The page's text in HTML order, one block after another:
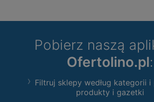
Pobierz naszą
Ofertolino.pl:
Filtruj sklepy według kategorii i
produkty i gazetki